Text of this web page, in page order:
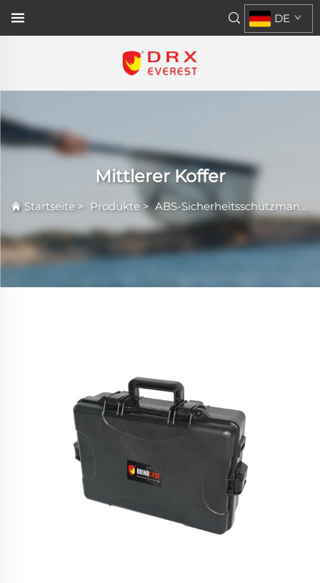
DE
Mittlerer Koffer
Startseite > Produkte >ABS-Sicherheitsschutzmantel